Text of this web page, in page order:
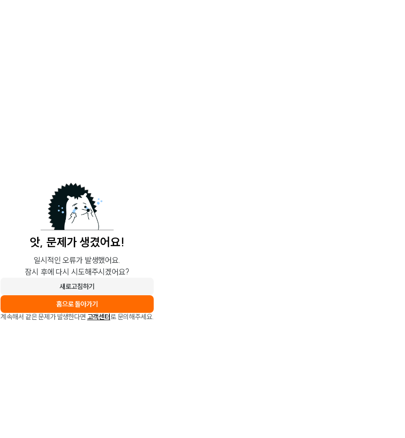
앗, 문제가 생겼어요!
일시적인 오류가 발생했어요.
잠시 후에 다시 시도해주시겠어요?
새로고침하기
홈으로 돌아가기
계속해서 같은 문제가 발생한다면 고객센터로 문의해주세요.